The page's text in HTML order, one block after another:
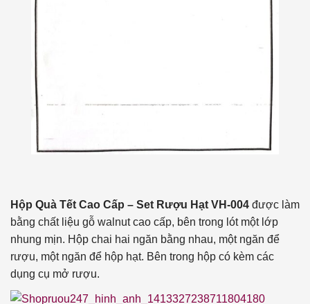
Hộp Quà Tết Cao Cấp – Set Rượu Hạt VH-004 được làm
bằng chất liệu gỗ walnut cao cấp, bên trong lót một lớp
nhung mịn. Hộp chai hai ngăn bằng nhau, một ngăn để
rượu, một ngăn để hộp hạt. Bên trong hộp có kèm các
dụng cụ mở rượu.